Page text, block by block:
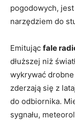
pogodowych,
narzędziem do
Emitując fale
dłuższej niż
wykrywać
zderzają się z
do odbiornika.
sygnału,